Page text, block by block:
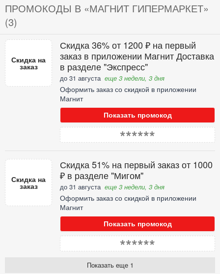
ПРОМОКОДЫ В «МАГНИТ ГИПЕРМАРКЕТ»
(3)
Скидка на
заказ
Скидка 36% от 1200 ₽ на первый
заказ в приложении Магнит Доставка
в разделе "Экспресс"
до 31 августа еще 3 недели, 3 дня
Оформить заказ со скидкой в приложении
Магнит
Показать промокод
******
Скидка на
заказ
Скидка 51% на первый заказ от 1000
₽ в разделе "Мигом"
до 31 августа еще 3 недели, 3 дня
Оформить заказ со скидкой в приложении
Магнит
Показать промокод
******
Показать еще 1